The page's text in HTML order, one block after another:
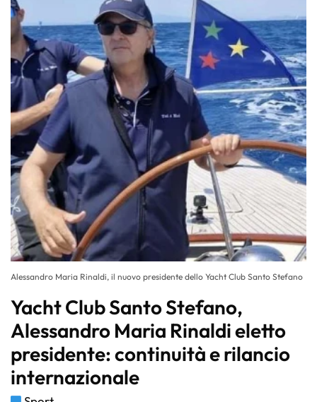
Alessandro Maria Rinaldi, il nuovo presidente dello Yacht Club Santo Stefano
Yacht Club Santo Stefano,
Alessandro Maria Rinaldi eletto
presidente: continuità e rilancio
internazionale